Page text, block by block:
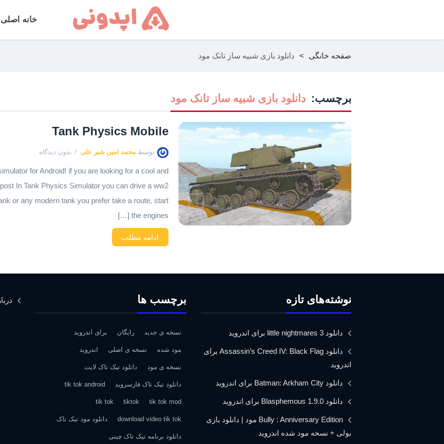
خانه اصلی
صفحه خانگی > دانلود بازی شبیه ساز تانک مود
برچسب: دانلود بازی شبیه ساز تانک مود
Tank Physics Mobile
توسط محمد امین شیر علی بدون دیدگاه
for Android! if you are looking for a cool and
In Tank Physics Simulator you can drive a ww2
or any modern tank you prefer take a route, start
the engines […]
ادامه مطلب
نوشته‌های تازه
دانلود little nightmares 3 برای اندروید
دانلود Assassin’s Creed IV: Black Flag برای
اندروید
دانلود Batman: Arkham City برای اندروید
دانلود Blasphemous 1.9.0 برای اندروید
Bully : Anniversary Edition مود | دانلود بازی
بولی + نسخه مود شده اندروید
برچسب ها
نسخه ی جدید رایگان برای اندروید
مود شده نسخه ی اصلی اندروید
نسخه ی مود دانلود تیک تاک لایت
دانلود تیک تاک فارسروید tik tok android
tik tok mod
tiktok
tik tok
download video tik tok دانلود مود تیک تاک
دانلود برنامه تیک تاک چینی